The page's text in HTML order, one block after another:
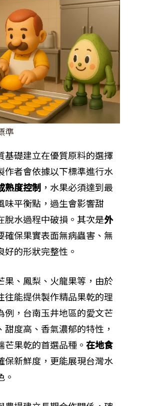
準
基礎建立在優質原料的選擇
作者會依據以下標準進行水
熟度控制 ，水果必須達到最
味平衡點，過生會影響甜
脫水過程中破損。其次是外
確保果實表面無病蟲害、無
的形狀完整性。
果、鳳梨、火龍果等，由於
往能提供製作精品果乾的理
例，台南玉井地區的愛文芒
甜度高、香氣濃郁的特性，
果乾的首選品種。 在地食
保新鮮度，更能展現台灣水
。